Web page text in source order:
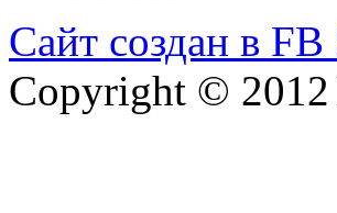
Сайт создан в
Copyright © 2012